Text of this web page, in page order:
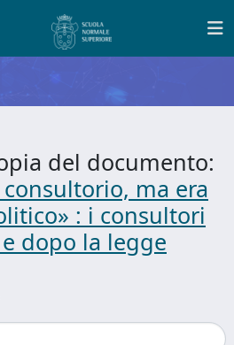
del documento:
ma era
: i consultori
dopo la legge